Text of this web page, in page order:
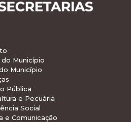
Município
Município
Pública
e Pecuária
Social
e Comunicação